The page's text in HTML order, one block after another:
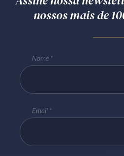
nossos mais de
Nome
Email